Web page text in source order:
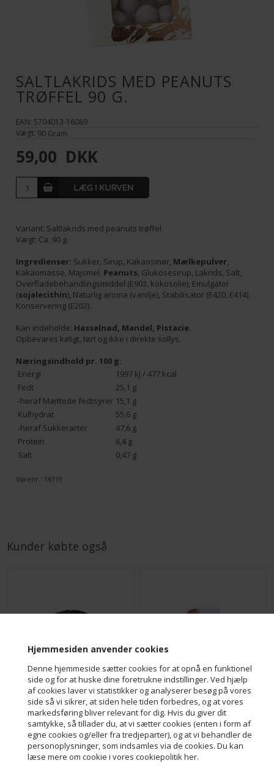
Hjemmesiden anvender cookies
Denne hjemmeside sætter cookies for at opnå en funktionel
side og for at huske dine foretrukne indstillinger. Ved hjælp
af cookies laver vi statistikker og analyserer besøg på vores
side så vi sikrer, at siden hele tiden forbedres, og at vores
markedsføring bliver relevant for dig. Hvis du giver dit
samtykke, så tillader du, at vi sætter cookies (enten i form af
egne cookies og/eller fra tredjeparter), og at vi behandler de
personoplysninger, som indsamles via de cookies. Du kan
læse mere om cookie i vores cookiepolitik her.
SALTLAKRIDS MED PEANUTS
TRØFFEL 90 G.
EAN: 5704013-16089
Vægt: 90 Gram
59,00 DKK
Variant: Saltlakrids med peanuts trøffel
Vægt: Ca. 90 g.
Ingredienser: Sukker, Sirup, Kakaosmør, Mælkepulver,
Kakaomasse, Majsmel, Peanuts, Glukosesirup, Lakrids, Salt,
Overfladebehandlingsmiddel (E903, kokosolie), Emulgator
(sojalecithin), Naturlig aroma (vanilje), Stabilisator (E420, E414),
Konservering (E202).
Kan indeholde: Hasselnød, Mandel, Pistacie.
Opbevares køligt, tørt og ikke i direkte sollys.
Næringsindhold pr. 100 g:
Energi
1997 kJ / 477 kcal
Fedt
25,1 g
-heraf Mættede fedtsyrer 15,1 g
Kulhydrat
55,6 g
-heraf Sukkerarter
47,6 g
Protein
6,4 g
Salt
0,47 g
Varenr.: 16119
Kunder købte også
Mintmedalje flowpack
DKK 29,00
Hindbærmandler 45 g.
DKK 40,00